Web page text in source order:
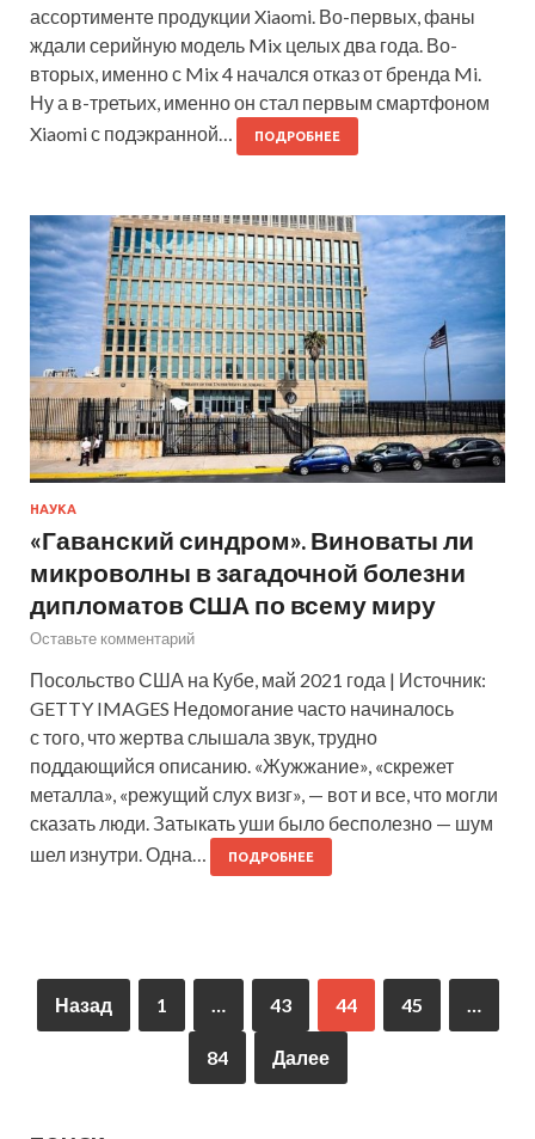
ассортименте продукции Xiaomi. Во-первых, фаны
ждали серийную модель Mix целых два года. Во-
вторых, именно с Mix 4 начался отказ от бренда Mi.
Ну а в-третьих, именно он стал первым смартфоном
Xiaomi с подэкранной…
ПОДРОБНЕЕ
НАУКА
«Гаванский синдром». Виноваты ли
микроволны в загадочной болезни
дипломатов США по всему миру
Оставьте комментарий
Посольство США на Кубе, май 2021 года | Источник:
GETTY IMAGES Недомогание часто начиналось
с того, что жертва слышала звук, трудно
поддающийся описанию. «Жужжание», «скрежет
металла», «режущий слух визг», — вот и все, что могли
сказать люди. Затыкать уши было бесполезно — шум
шел изнутри. Одна…
ПОДРОБНЕЕ
Назад 1 … 43 44 45 …
84 Далее